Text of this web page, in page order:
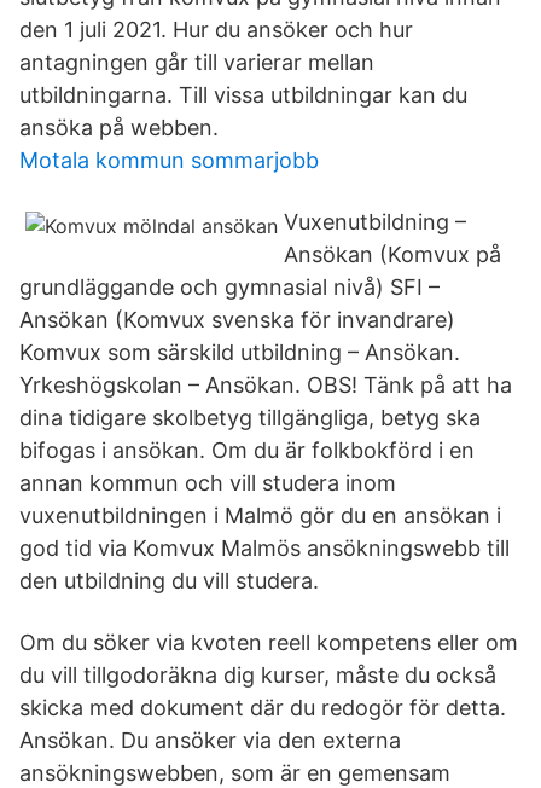
den 1 juli 2021. Hur du ansöker och hur
antagningen går till varierar mellan
utbildningarna. Till vissa utbildningar kan du
ansöka på webben.
Motala kommun sommarjobb
Vuxenutbildning –
Ansökan (Komvux på
grundläggande och gymnasial nivå) SFI –
Ansökan (Komvux svenska för invandrare)
Komvux som särskild utbildning – Ansökan.
Yrkeshögskolan – Ansökan. OBS! Tänk på att ha
dina tidigare skolbetyg tillgängliga, betyg ska
bifogas i ansökan. Om du är folkbokförd i en
annan kommun och vill studera inom
vuxenutbildningen i Malmö gör du en ansökan i
god tid via Komvux Malmös ansökningswebb till
den utbildning du vill studera.
Om du söker via kvoten reell kompetens eller om
du vill tillgodoräkna dig kurser, måste du också
skicka med dokument där du redogör för detta.
Ansökan. Du ansöker via den externa
ansökningswebben, som är en gemensam